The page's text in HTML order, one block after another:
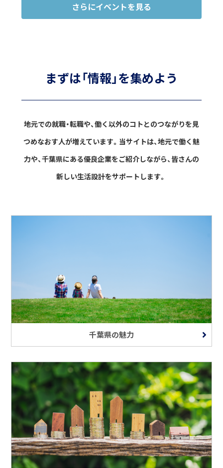
さらにイベントを見る
まずは「情報」を集めよう
地元での就職・転職や、働く以外のコトとのつながりを見
つめなおす人が増えています。 当サイトは、地元で働く魅
力や、千葉県にある優良企業をご紹介しながら、皆さんの
新しい生活設計をサポートします。
千葉県の魅力